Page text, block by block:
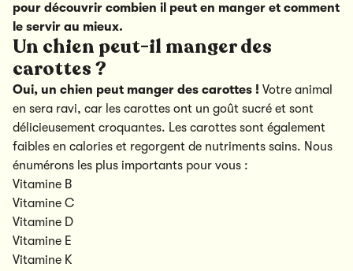
pour découvrir combien il peut en manger et comment
le servir au mieux.
Un chien peut-il manger des
carottes ?
Oui, un chien peut manger des carottes ! Votre animal
en sera ravi, car les carottes ont un goût sucré et sont
délicieusement croquantes. Les carottes sont également
faibles en calories et regorgent de nutriments sains. Nous
énumérons les plus importants pour vous :
Vitamine B
Vitamine C
Vitamine D
Vitamine E
Vitamine K